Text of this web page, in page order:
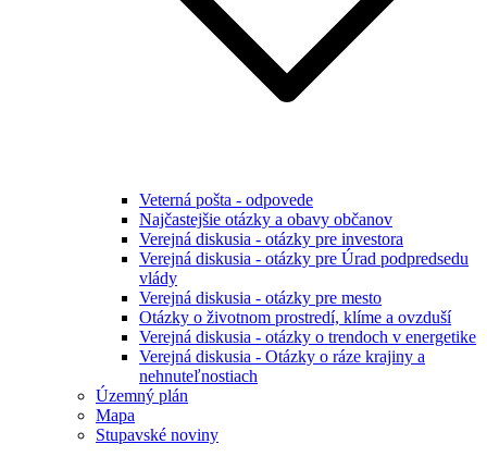
Veterná pošta - odpovede
Najčastejšie otázky a obavy občanov
Verejná diskusia - otázky pre investora
Verejná diskusia - otázky pre Úrad podpredsedu
vlády
Verejná diskusia - otázky pre mesto
Otázky o životnom prostredí, klíme a ovzduší
Verejná diskusia - otázky o trendoch v energetike
Verejná diskusia - Otázky o ráze krajiny a
nehnuteľnostiach
Územný plán
Mapa
Stupavské noviny